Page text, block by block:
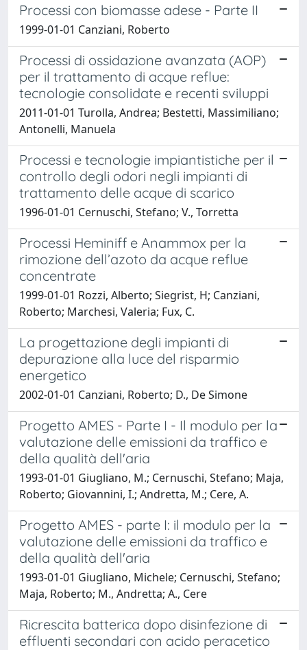
Processi con biomasse adese - Parte II
1999-01-01 Canziani, Roberto
Processi di ossidazione avanzata (AOP)
per il trattamento di acque reflue:
tecnologie consolidate e recenti sviluppi
2011-01-01 Turolla, Andrea; Bestetti, Massimiliano;
Antonelli, Manuela
Processi e tecnologie impiantistiche per il
controllo degli odori negli impianti di
trattamento delle acque di scarico
1996-01-01 Cernuschi, Stefano; V., Torretta
Processi Heminiff e Anammox per la
rimozione dell’azoto da acque reflue
concentrate
1999-01-01 Rozzi, Alberto; Siegrist, H; Canziani,
Roberto; Marchesi, Valeria; Fux, C.
La progettazione degli impianti di
depurazione alla luce del risparmio
energetico
2002-01-01 Canziani, Roberto; D., De Simone
Progetto AMES - Parte I - Il modulo per la
valutazione delle emissioni da traffico e
della qualità dell'aria
1993-01-01 Giugliano, M.; Cernuschi, Stefano; Maja,
Roberto; Giovannini, I.; Andretta, M.; Cere, A.
Progetto AMES - parte I: il modulo per la
valutazione delle emissioni da traffico e
della qualità dell'aria
1993-01-01 Giugliano, Michele; Cernuschi, Stefano;
Maja, Roberto; M., Andretta; A., Cere
Ricrescita batterica dopo disinfezione di
effluenti secondari con acido peracetico